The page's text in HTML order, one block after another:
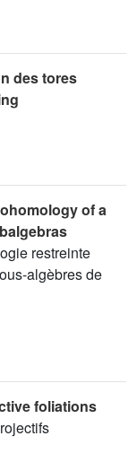
des tores
of a
restreinte
algèbres de
foliations